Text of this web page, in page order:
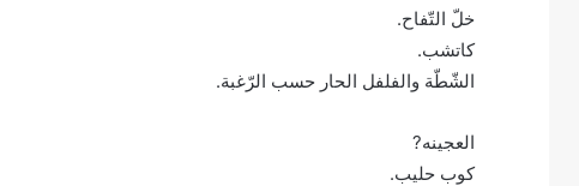
خلّ التّفاح.
كاتشب.
الشّطّة والفلفل الحار حسب الرّغبة.
العجينه?
كوب حليب.